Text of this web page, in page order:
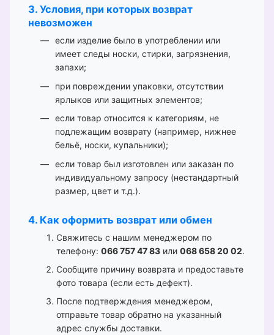
3. Условия, при которых возврат
невозможен
если изделие было в употреблении или
имеет следы носки, стирки, загрязнения,
запахи;
при повреждении упаковки, отсутствии
ярлыков или защитных элементов;
если товар относится к категориям, не
подлежащим возврату (например, нижнее
бельё, носки, купальники);
если товар был изготовлен или заказан по
индивидуальному запросу (нестандартный
размер, цвет и т.д.).
4. Как оформить возврат или обмен
Свяжитесь с нашим менеджером по
телефону: 066 757 47 83 или 068 658 20 02.
Сообщите причину возврата и предоставьте
фото товара (если есть дефект).
После подтверждения менеджером,
отправьте товар обратно на указанный
адрес службы доставки.